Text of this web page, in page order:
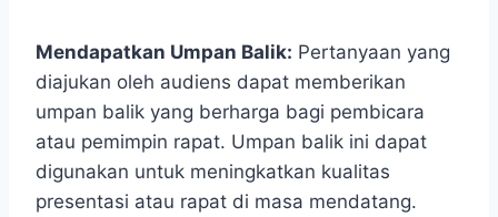
Mendapatkan Umpan Balik: Pertanyaan yang
diajukan oleh audiens dapat memberikan
umpan balik yang berharga bagi pembicara
atau pemimpin rapat. Umpan balik ini dapat
digunakan untuk meningkatkan kualitas
presentasi atau rapat di masa mendatang.